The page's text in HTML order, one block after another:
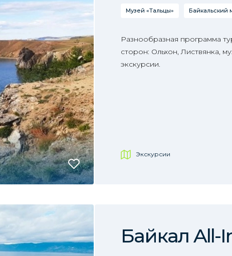
Музей «Тальцы» Байкальский
Разнообразная программа
сторон: Ольхон, Листвянка,
экскурсии.
Экскурсии
Байкал All-